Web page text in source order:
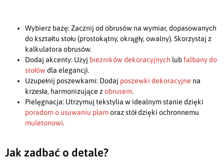
Wybierz bazę: Zacznij od obrusów na wymiar, dopasowanych
do kształtu stołu (prostokątny, okrągły, owalny). Skorzystaj z
kalkulatora obrusów.
Dodaj akcenty: Użyj bieżników dekoracyjnych lubfalbany do
stołówdla elegancji.
Uzupełnij poszewkami: Dodaj poszewki dekoracyjne na
krzesła, harmonizujące zobrusem.
Pielęgnacja: Utrzymuj tekstylia w idealnym stanie dzięki
poradom o usuwaniu plamoraz stół dzięki ochronnemu
muletonowi.
Jak zadbać o detale?